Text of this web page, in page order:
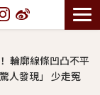
輪廓線條凹凸不平
人發現」 少走冤